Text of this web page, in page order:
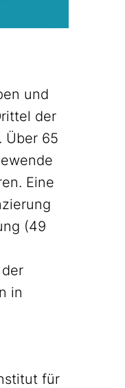
und
der
Über 65
Eine
(49
in
für